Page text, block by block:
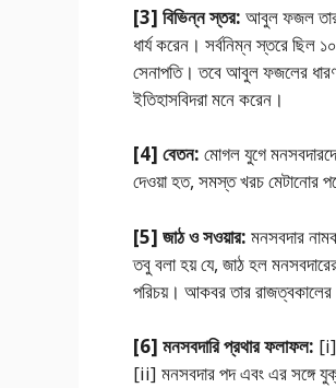
[3] বিভিন্ন স্তর: আবুল ফজল তার
ধার্য করেন। সর্বনিম্ন স্তরে ছিল
সেনাপতি। তবে আবুল ফজলের
ইতিহাসবিদরা মনে করেন।
[4] বেতন: মােগল যুগে
দেওয়া হত, সমস্ত খরচ মেটানাের
[5] জাঠ ও সওয়ার: মনসবদার
তবু বলা হয় যে, জাঠ হল
পরিচয়। আকবর তার
[6] মনসবদারি প্রথার ফলাফল: [i]
[ii] মনসবদার পদ এবং এর সঙ্গে